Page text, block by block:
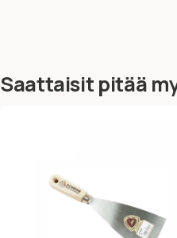
Saattaisit pitää